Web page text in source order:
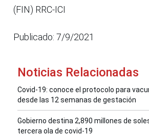
(FIN) RRC-ICI
Publicado: 7/9/2021
Noticias Relacionadas
Covid-19: conoce el protocolo para
desde las 12 semanas de gestación
Gobierno destina 2,890 millones de
tercera ola de covid-19